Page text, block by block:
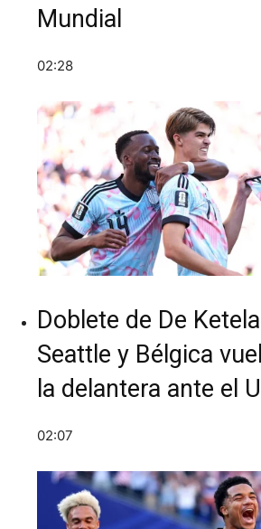
Mundial
02:28
Doblete de De
Seattle y Bélgica
la delantera ante el
02:07